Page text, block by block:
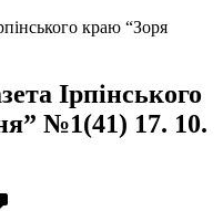
краю “Зоря
Ірпінського
№1(41) 17. 10.